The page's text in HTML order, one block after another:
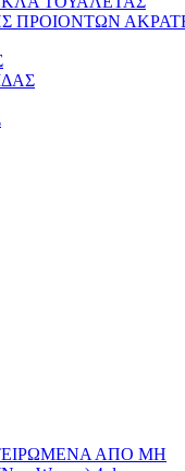
ΠΡΟΙΟΝΤΩΝ
ΑΠΟ ΜΗ